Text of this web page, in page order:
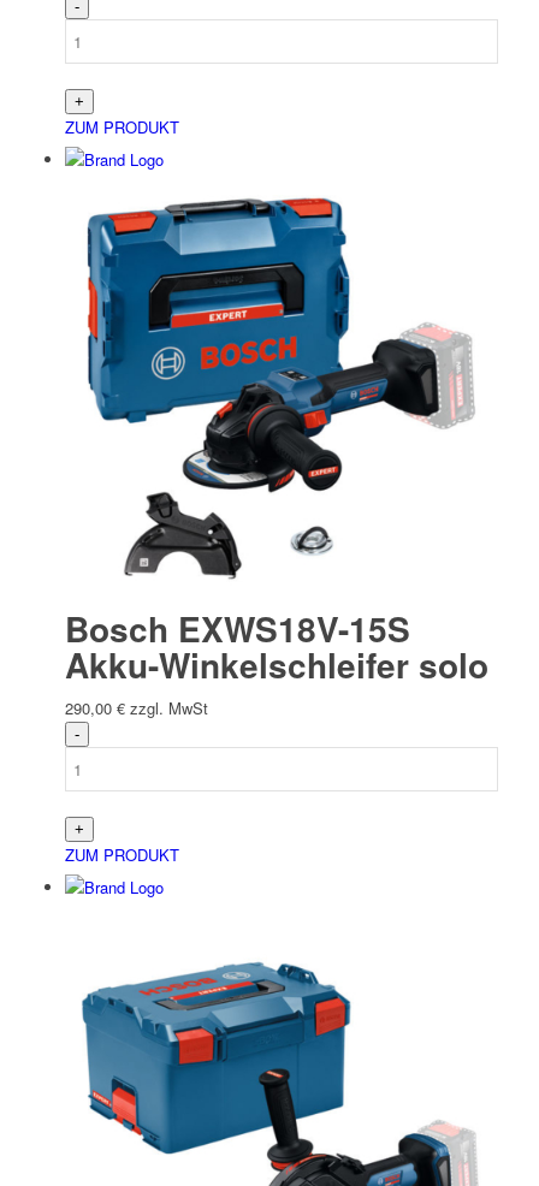
ZUM PRODUKT
Bosch EXWS18V-15S
Akku-Winkelschleifer solo
290,00 € zzgl. MwSt
ZUM PRODUKT